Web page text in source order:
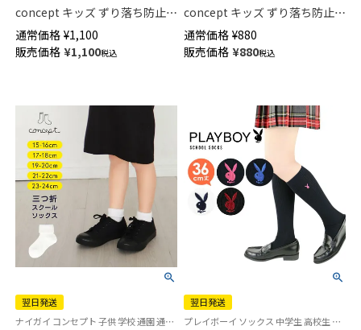
concept キッズ ずり落ち防止
スクール ソックス ハイソック
ス 足首パール編み かかと大き
め 直角ヒール 【365日最短翌日
通常価格 ¥1,100
販売価格 ¥1,100税込
concept キッズ ずり落ち防止
スクールソックス クルー丈 足
首パール編み かかと大きめ 直
角ヒール【365日最短翌日発送】
通常価格 ¥880
販売価格 ¥880税込
翌日発送
ナイガイ コンセプト 子供 学校 通園 通学 制服
翌日発送
プレイボーイ ソックス 中学生 高校生 学校 制服 靴下